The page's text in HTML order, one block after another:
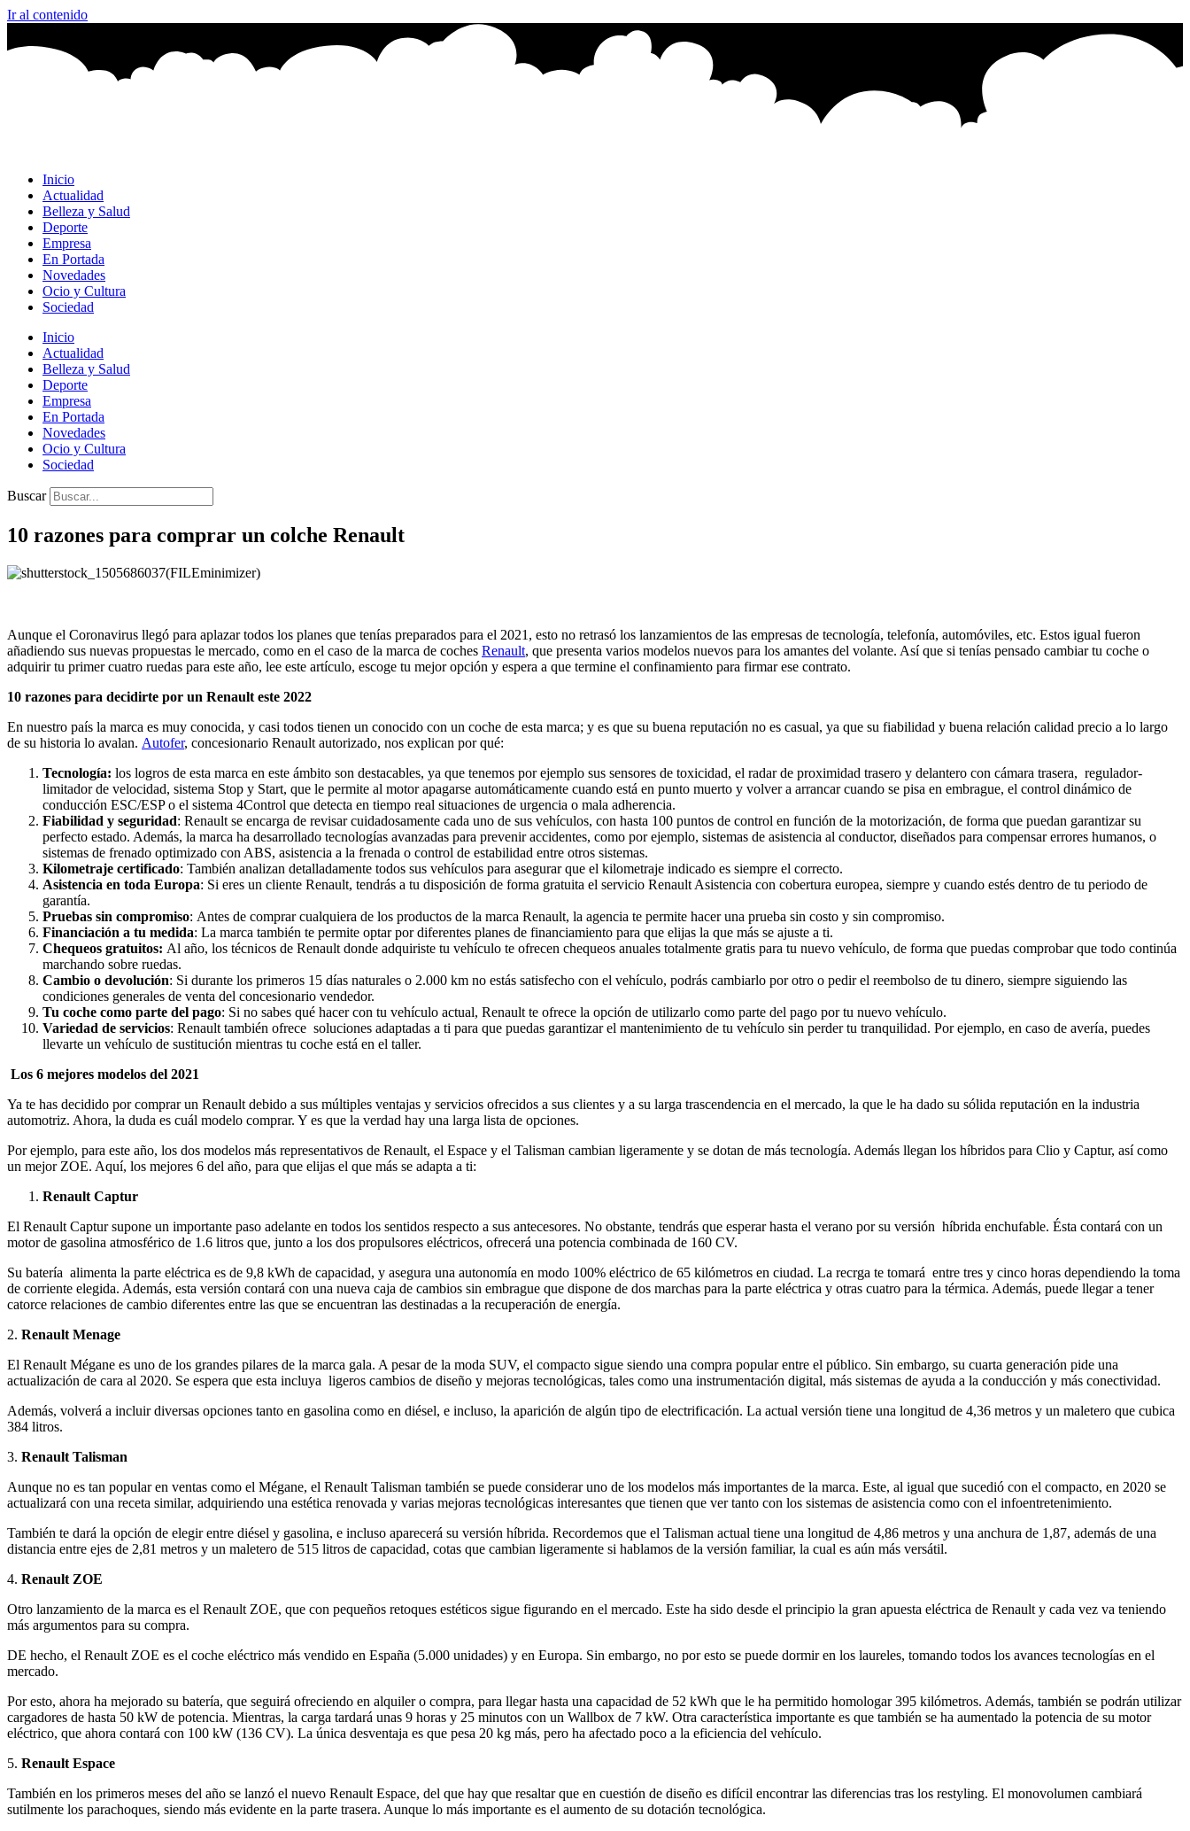
Ir al contenido
Inicio
Actualidad
Belleza y Salud
Deporte
Empresa
En Portada
Novedades
Ocio y Cultura
Sociedad
Inicio
Actualidad
Belleza y Salud
Deporte
Empresa
En Portada
Novedades
Ocio y Cultura
Sociedad
Buscar
10 razones para comprar un colche Renault
Aunque el Coronavirus llegó para aplazar todos los planes que tenías preparados para el 2021, esto no retrasó los lanzamientos de las empresas de tecnología, telefonía, automóviles, etc. Estos igual fueron
añadiendo sus nuevas propuestas le mercado, como en el caso de la marca de coches Renault, que presenta varios modelos nuevos para los amantes del volante. Así que si tenías pensado cambiar tu coche o
adquirir tu primer cuatro ruedas para este año, lee este artículo, escoge tu mejor opción y espera a que termine el confinamiento para firmar ese contrato.
10 razones para decidirte por un Renault este 2022
En nuestro país la marca es muy conocida, y casi todos tienen un conocido con un coche de esta marca; y es que su buena reputación no es casual, ya que su fiabilidad y buena relación calidad precio a lo largo
de su historia lo avalan. Autofer, concesionario Renault autorizado, nos explican por qué:
Tecnología: los logros de esta marca en este ámbito son destacables, ya que tenemos por ejemplo sus sensores de toxicidad, el radar de proximidad trasero y delantero con cámara trasera, regulador-
limitador de velocidad, sistema Stop y Start, que le permite al motor apagarse automáticamente cuando está en punto muerto y volver a arrancar cuando se pisa en embrague, el control dinámico de
conducción ESC/ESP o el sistema 4Control que detecta en tiempo real situaciones de urgencia o mala adherencia.
Fiabilidad y seguridad: Renault se encarga de revisar cuidadosamente cada uno de sus vehículos, con hasta 100 puntos de control en función de la motorización, de forma que puedan garantizar su
perfecto estado. Además, la marca ha desarrollado tecnologías avanzadas para prevenir accidentes, como por ejemplo, sistemas de asistencia al conductor, diseñados para compensar errores humanos, o
sistemas de frenado optimizado con ABS, asistencia a la frenada o control de estabilidad entre otros sistemas.
Kilometraje certificado: También analizan detalladamente todos sus vehículos para asegurar que el kilometraje indicado es siempre el correcto.
Asistencia en toda Europa: Si eres un cliente Renault, tendrás a tu disposición de forma gratuita el servicio Renault Asistencia con cobertura europea, siempre y cuando estés dentro de tu periodo de
garantía.
Pruebas sin compromiso: Antes de comprar cualquiera de los productos de la marca Renault, la agencia te permite hacer una prueba sin costo y sin compromiso.
Financiación a tu medida: La marca también te permite optar por diferentes planes de financiamiento para que elijas la que más se ajuste a ti.
Chequeos gratuitos: Al año, los técnicos de Renault donde adquiriste tu vehículo te ofrecen chequeos anuales totalmente gratis para tu nuevo vehículo, de forma que puedas comprobar que todo continúa
marchando sobre ruedas.
Cambio o devolución: Si durante los primeros 15 días naturales o 2.000 km no estás satisfecho con el vehículo, podrás cambiarlo por otro o pedir el reembolso de tu dinero, siempre siguiendo las
condiciones generales de venta del concesionario vendedor.
Tu coche como parte del pago: Si no sabes qué hacer con tu vehículo actual, Renault te ofrece la opción de utilizarlo como parte del pago por tu nuevo vehículo.
Variedad de servicios: Renault también ofrece soluciones adaptadas a ti para que puedas garantizar el mantenimiento de tu vehículo sin perder tu tranquilidad. Por ejemplo, en caso de avería, puedes
llevarte un vehículo de sustitución mientras tu coche está en el taller.
Los 6 mejores modelos del 2021
Ya te has decidido por comprar un Renault debido a sus múltiples ventajas y servicios ofrecidos a sus clientes y a su larga trascendencia en el mercado, la que le ha dado su sólida reputación en la industria
automotriz. Ahora, la duda es cuál modelo comprar. Y es que la verdad hay una larga lista de opciones.
Por ejemplo, para este año, los dos modelos más representativos de Renault, el Espace y el Talisman cambian ligeramente y se dotan de más tecnología. Además llegan los híbridos para Clio y Captur, así como
un mejor ZOE. Aquí, los mejores 6 del año, para que elijas el que más se adapta a ti:
Renault Captur
El Renault Captur supone un importante paso adelante en todos los sentidos respecto a sus antecesores. No obstante, tendrás que esperar hasta el verano por su versión híbrida enchufable. Ésta contará con un
motor de gasolina atmosférico de 1.6 litros que, junto a los dos propulsores eléctricos, ofrecerá una potencia combinada de 160 CV.
Su batería alimenta la parte eléctrica es de 9,8 kWh de capacidad, y asegura una autonomía en modo 100% eléctrico de 65 kilómetros en ciudad. La recrga te tomará entre tres y cinco horas dependiendo la toma
de corriente elegida. Además, esta versión contará con una nueva caja de cambios sin embrague que dispone de dos marchas para la parte eléctrica y otras cuatro para la térmica. Además, puede llegar a tener
catorce relaciones de cambio diferentes entre las que se encuentran las destinadas a la recuperación de energía.
2. Renault Menage
El Renault Mégane es uno de los grandes pilares de la marca gala. A pesar de la moda SUV, el compacto sigue siendo una compra popular entre el público. Sin embargo, su cuarta generación pide una
actualización de cara al 2020. Se espera que esta incluya ligeros cambios de diseño y mejoras tecnológicas, tales como una instrumentación digital, más sistemas de ayuda a la conducción y más conectividad.
Además, volverá a incluir diversas opciones tanto en gasolina como en diésel, e incluso, la aparición de algún tipo de electrificación. La actual versión tiene una longitud de 4,36 metros y un maletero que cubica
384 litros.
3. Renault Talisman
Aunque no es tan popular en ventas como el Mégane, el Renault Talisman también se puede considerar uno de los modelos más importantes de la marca. Este, al igual que sucedió con el compacto, en 2020 se
actualizará con una receta similar, adquiriendo una estética renovada y varias mejoras tecnológicas interesantes que tienen que ver tanto con los sistemas de asistencia como con el infoentretenimiento.
También te dará la opción de elegir entre diésel y gasolina, e incluso aparecerá su versión híbrida. Recordemos que el Talisman actual tiene una longitud de 4,86 metros y una anchura de 1,87, además de una
distancia entre ejes de 2,81 metros y un maletero de 515 litros de capacidad, cotas que cambian ligeramente si hablamos de la versión familiar, la cual es aún más versátil.
4. Renault ZOE
Otro lanzamiento de la marca es el Renault ZOE, que con pequeños retoques estéticos sigue figurando en el mercado. Este ha sido desde el principio la gran apuesta eléctrica de Renault y cada vez va teniendo
más argumentos para su compra.
DE hecho, el Renault ZOE es el coche eléctrico más vendido en España (5.000 unidades) y en Europa. Sin embargo, no por esto se puede dormir en los laureles, tomando todos los avances tecnologías en el
mercado.
Por esto, ahora ha mejorado su batería, que seguirá ofreciendo en alquiler o compra, para llegar hasta una capacidad de 52 kWh que le ha permitido homologar 395 kilómetros. Además, también se podrán utilizar
cargadores de hasta 50 kW de potencia. Mientras, la carga tardará unas 9 horas y 25 minutos con un Wallbox de 7 kW. Otra característica importante es que también se ha aumentado la potencia de su motor
eléctrico, que ahora contará con 100 kW (136 CV). La única desventaja es que pesa 20 kg más, pero ha afectado poco a la eficiencia del vehículo.
5. Renault Espace
También en los primeros meses del año se lanzó el nuevo Renault Espace, del que hay que resaltar que en cuestión de diseño es difícil encontrar las diferencias tras los restyling. El monovolumen cambiará
sutilmente los parachoques, siendo más evidente en la parte trasera. Aunque lo más importante es el aumento de su dotación tecnológica.